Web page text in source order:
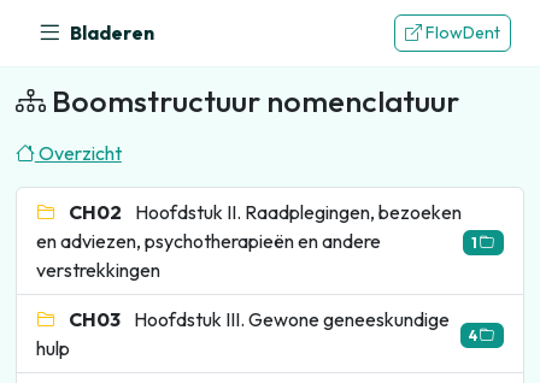
Bladeren FlowDent
Boomstructuur nomenclatuur
Overzicht
CH02
Hoofdstuk II. Raadplegingen, bezoeken
en adviezen, psychotherapieën en andere
verstrekkingen
1
CH03
Hoofdstuk III. Gewone geneeskundige
hulp
4